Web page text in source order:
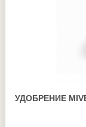
УДОБРЕНИЕ